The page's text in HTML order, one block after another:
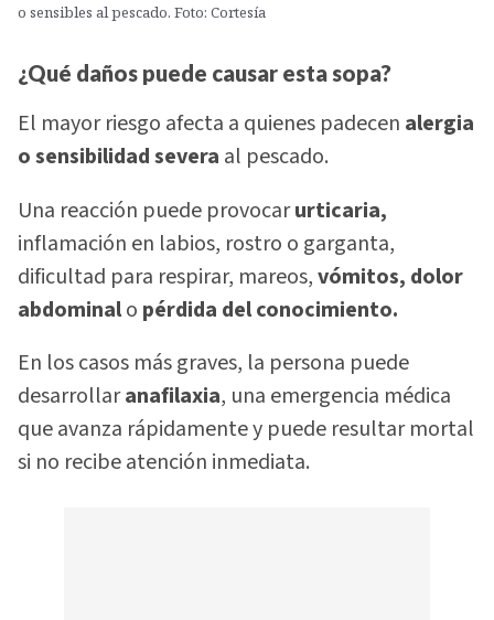
o sensibles al pescado. Foto: Cortesía
¿Qué daños puede causar esta sopa?
El mayor riesgo afecta a quienes padecen alergia
o sensibilidad severa al pescado.
Una reacción puede provocarurticaria,
inflamación en labios, rostro o garganta,
dificultad para respirar, mareos,vómitos, dolor
abdominalo pérdida del conocimiento.
En los casos más graves, la persona puede
desarrollaranafilaxia, una emergencia médica
que avanza rápidamente y puede resultar mortal
si no recibe atención inmediata.